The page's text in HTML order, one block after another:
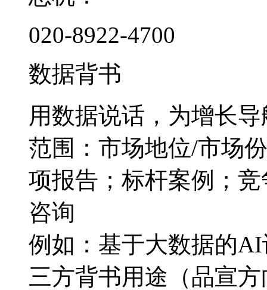
020-8922-4700
数据背书
用数据说话，为增长导
范围：市场地位/市场
项报告；标杆案例；
咨询
例如：基于大数据的
三方背书用途（品宣